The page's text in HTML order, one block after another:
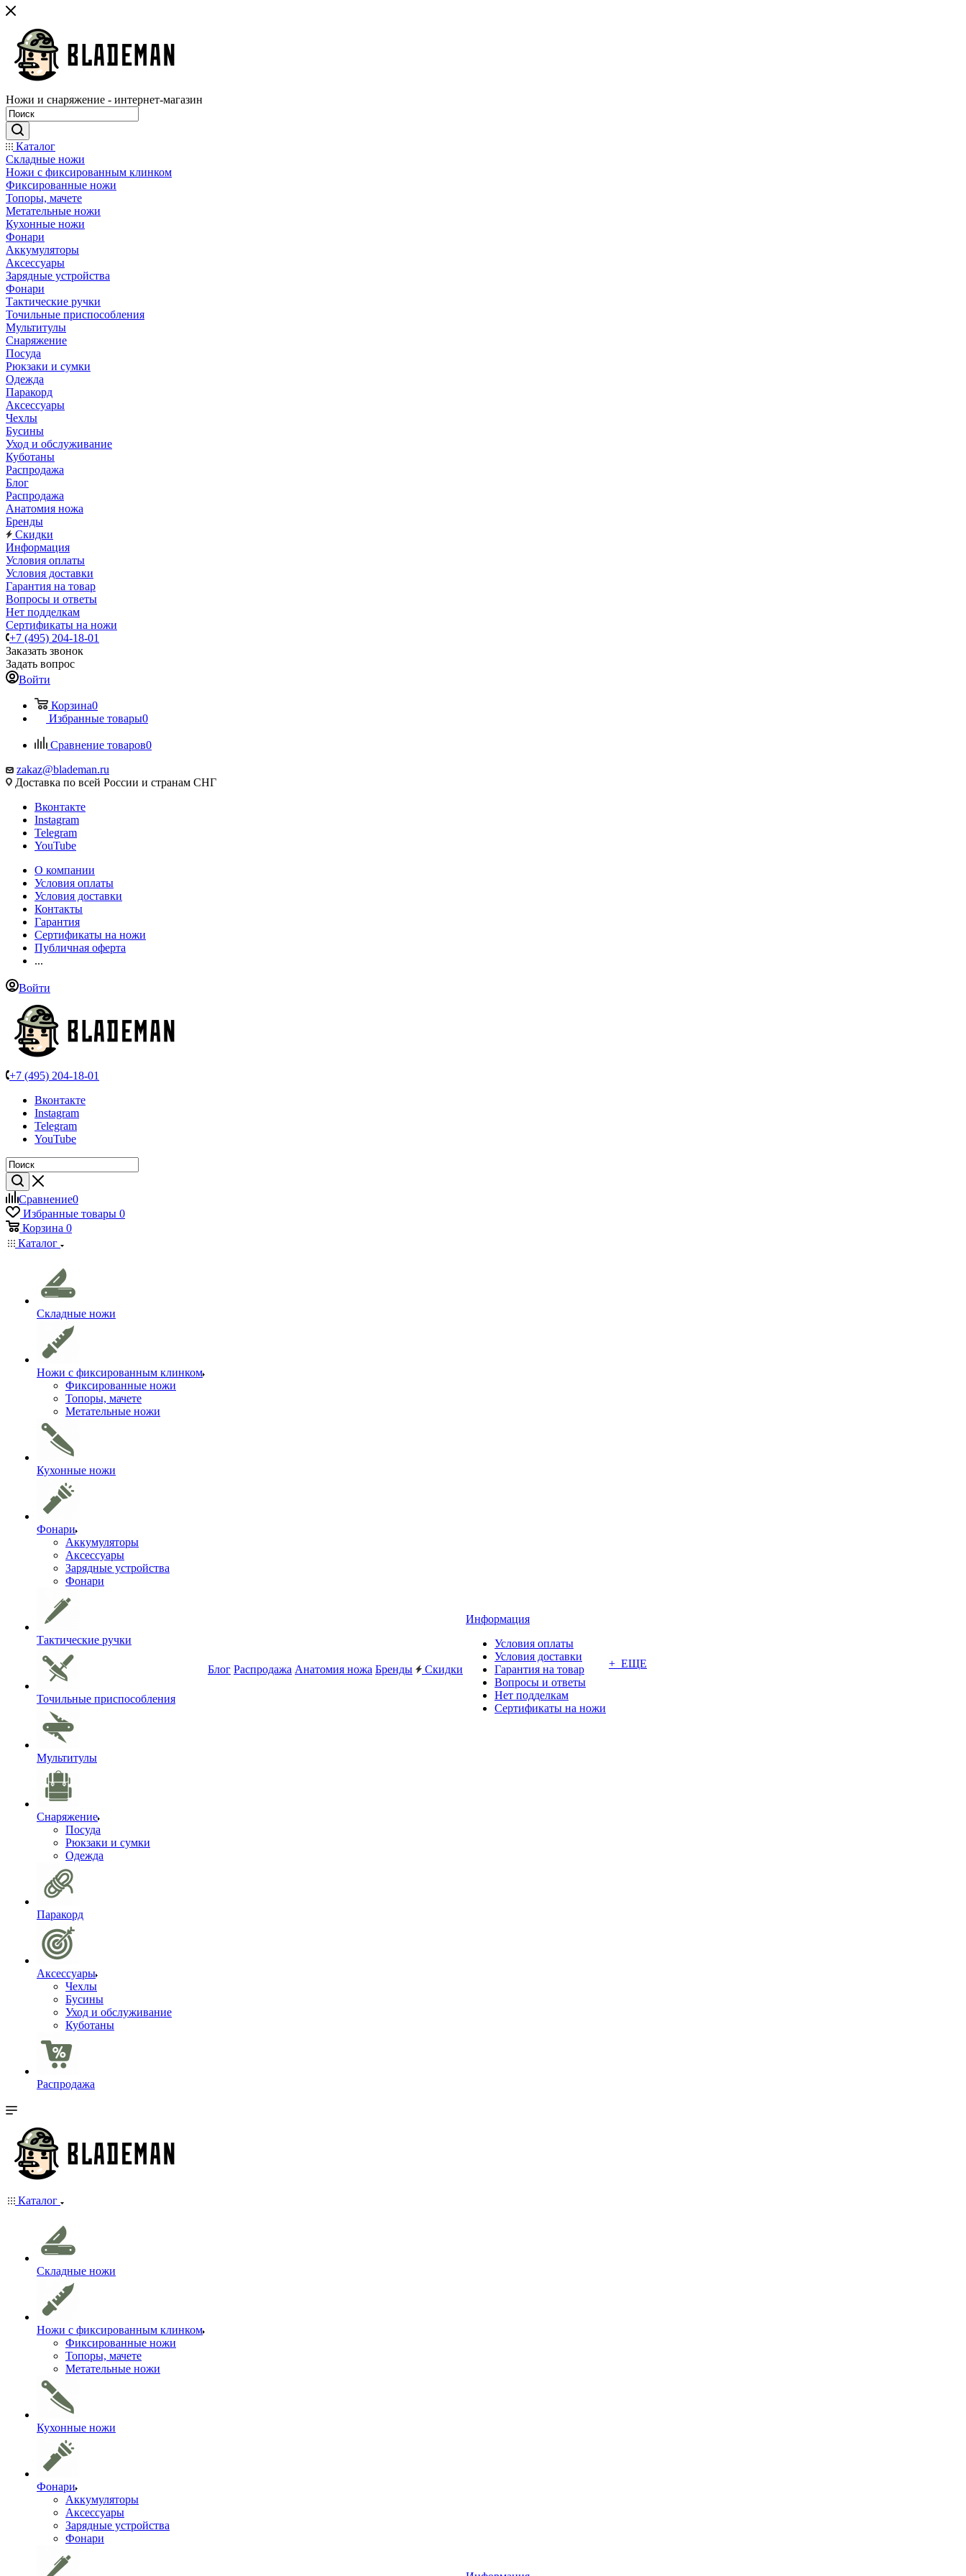
Ножи и снаряжение - интернет-магазин
Каталог
Складные ножи
Ножи с фиксированным клинком
Фиксированные ножи
Топоры, мачете
Метательные ножи
Кухонные ножи
Фонари
Аккумуляторы
Аксессуары
Зарядные устройства
Фонари
Тактические ручки
Точильные приспособления
Мультитулы
Снаряжение
Посуда
Рюкзаки и сумки
Одежда
Паракорд
Аксессуары
Чехлы
Бусины
Уход и обслуживание
Куботаны
Распродажа
Блог
Распродажа
Анатомия ножа
Бренды
Скидки
Информация
Условия оплаты
Условия доставки
Гарантия на товар
Вопросы и ответы
Нет подделкам
Сертификаты на ножи
+7 (495) 204-18-01
Заказать звонок
Задать вопрос
Войти
Корзина0
Избранные товары0
Сравнение товаров0
zakaz@blademan.ru
Доставка по всей России и странам СНГ
Вконтакте
Instagram
Telegram
YouTube
О компании
Условия оплаты
Условия доставки
Контакты
Гарантия
Сертификаты на ножи
Публичная оферта
...
Войти
+7 (495) 204-18-01
Вконтакте
Instagram
Telegram
YouTube
Сравнение0
Избранные товары 0
Корзина 0
Каталог
Складные ножи
Ножи с фиксированным клинком
Фиксированные ножи
Топоры, мачете
Метательные ножи
Кухонные ножи
Фонари
Аккумуляторы
Аксессуары
Зарядные устройства
Фонари
Тактические ручки
Точильные приспособления
Мультитулы
Снаряжение
Посуда
Рюкзаки и сумки
Одежда
Паракорд
Аксессуары
Чехлы
Бусины
Уход и обслуживание
Куботаны
Распродажа
Блог Распродажа Анатомия ножа Бренды Скидки
Информация
Условия оплаты
Условия доставки
Гарантия на товар
Вопросы и ответы
Нет подделкам
Сертификаты на ножи
+ ЕЩЕ
Каталог
Складные ножи
Ножи с фиксированным клинком
Фиксированные ножи
Топоры, мачете
Метательные ножи
Кухонные ножи
Фонари
Аккумуляторы
Аксессуары
Зарядные устройства
Фонари